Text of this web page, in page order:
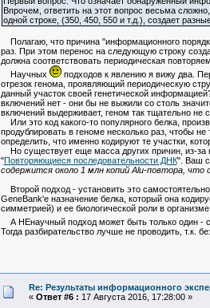
Впрочем, ответить на этот вопрос весьма
одной строке, (350, 450, 550 и т.д.), создает
Полагаю, что причина "информационного
раз. При этом перенос на следующую строку
должна соответствовать периодическая
Научных
подходов к явлению я вижу два.
отрезок генома, проявляющий периодическую
данный участок своей генетической
включений нет - они бы не выжили со столь
включений выдерживает, геном так тщательно
Или это код какого-то популярного белка,
продублировать в геноме несколько раз, чтобы
определить, что именно кодируют те участки,
Но существует еще масса других причин, из-за
"Повторяющиеся последовательности ДНК". Ваш
содержится около 1 млн копий Alu-повтора, что
Второй подход - установить это
GeneBank'е назначение белка, который она
симметрией) и ее биологической роли в
А НЕнаучный подход может быть только один -
Тогда разбирательство лучше не проводить, т.к.
Re: Результаты информационного
« Ответ #6 : 17 Августа 2016, 17:28:00 »